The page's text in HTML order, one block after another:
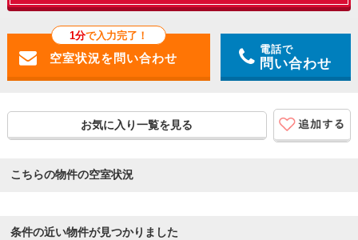
1分で入力完了！
電話で
問い合わせ
お気に入り一覧を見る
こちらの物件の空室状況
条件の近い物件が見つかりました